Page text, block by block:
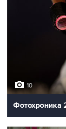
10
Фотохроника